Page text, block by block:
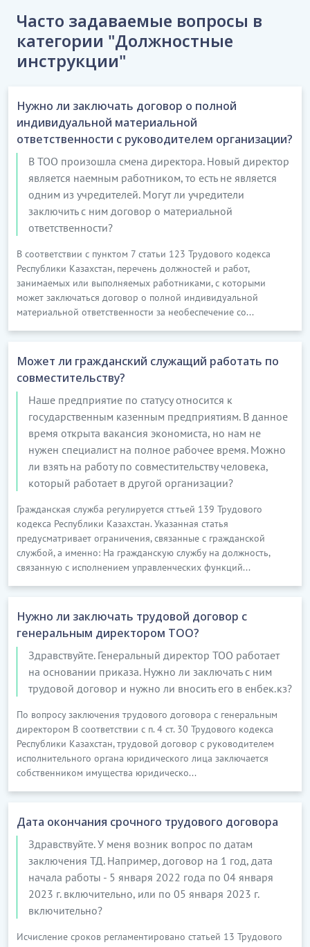
Часто задаваемые вопросы в
категории "Должностные
инструкции"
Нужно ли заключать договор о полной
индивидуальной материальной
ответственности с руководителем организации?
В ТОО произошла смена директора. Новый директор
является наемным работником, то есть не является
одним из учредителей. Могут ли учредители
заключить с ним договор о материальной
ответственности?
В соответствии с пунктом 7 статьи 123 Трудового кодекса
Республики Казахстан, перечень должностей и работ,
занимаемых или выполняемых работниками, с которыми
может заключаться договор о полной индивидуальной
материальной ответственности за необеспечение со...
Может ли гражданский служащий работать по
совместительству?
Наше предприятие по статусу относится к
государственным казенным предприятиям. В данное
время открыта вакансия экономиста, но нам не
нужен специалист на полное рабочее время. Можно
ли взять на работу по совместительству человека,
который работает в другой организации?
Гражданская служба регулируется сттьей 139 Трудового
кодекса Республики Казахстан. Указанная статья
предусматривает ограничения, связанные с гражданской
службой, а именно: На гражданскую службу на должность,
связанную с исполнением управленческих функций...
Нужно ли заключать трудовой договор с
генеральным директором ТОО?
Здравствуйте. Генеральный директор ТОО работает
на основании приказа. Нужно ли заключать с ним
трудовой договор и нужно ли вносить его в енбек.кз?
По вопросу заключения трудового договора с генеральным
директором В соответствии с п. 4 ст. 30 Трудового кодекса
Республики Казахстан, трудовой договор с руководителем
исполнительного органа юридического лица заключается
собственником имущества юридическо...
Дата окончания срочного трудового договора
Здравствуйте. У меня возник вопрос по датам
заключения ТД. Например, договор на 1 год, дата
начала работы - 5 января 2022 года по 04 января
2023 г. включительно, или по 05 января 2023 г.
включительно?
Исчисление сроков регламентировано статьей 13 Трудового